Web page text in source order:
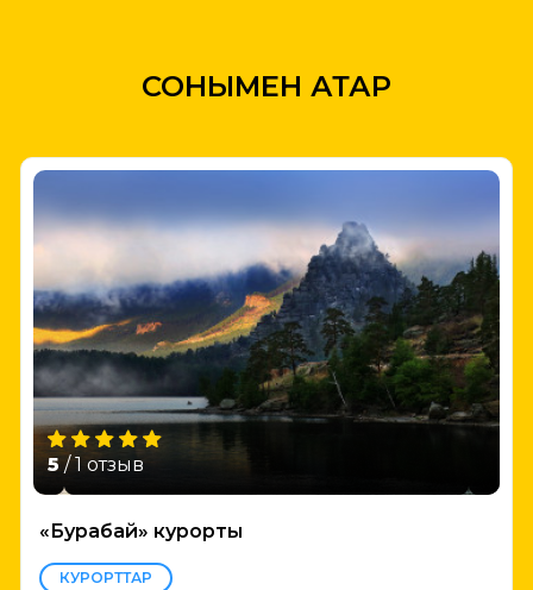
СОНЫМЕН ҚАТАР
5 / 1 отзыв
«Бурабай» курорты
КУРОРТТАР